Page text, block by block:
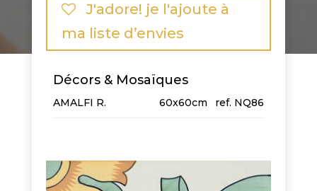
J'adore! je l'ajoute à
ma liste d’envies
Décors & Mosaïques
AMALFI R. 60x60cm NQ86